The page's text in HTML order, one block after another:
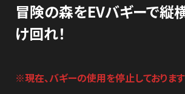
冒険の森をEVバギーで縦
け回れ！
※現在、バギーの使用を停止しております